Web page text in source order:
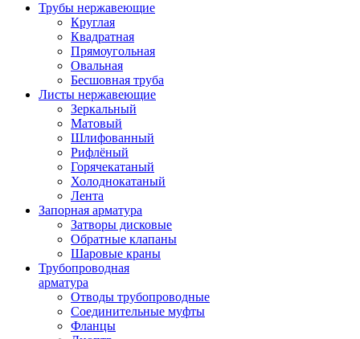
Трубы нержавеющие
Круглая
Квадратная
Прямоугольная
Овальная
Бесшовная труба
Листы нержавеющие
Зеркальный
Матовый
Шлифованный
Рифлёный
Горячекатаный
Холоднокатаный
Лента
Запорная арматура
Затворы дисковые
Обратные клапаны
Шаровые краны
Трубопроводная
арматура
Отводы трубопроводные
Соединительные муфты
Фланцы